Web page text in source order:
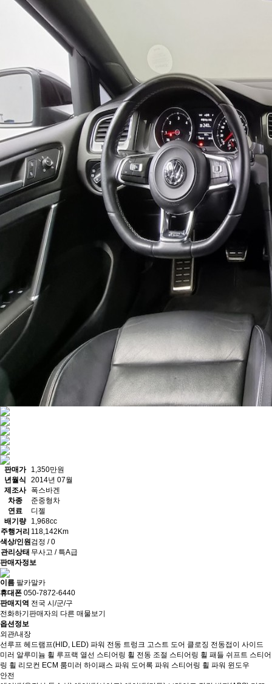
판매가
1,350만원
년월식
2014년 07월
제조사
폭스바겐
차종
준중형차
연료
디젤
배기량
1,968cc
주행거리 118,142Km
색상/인원검정 / 0
관리상태 무사고 / 특A급
판매자정보
이름 팔카말카
휴대폰 050-7872-6440
판매지역 전국 시/군/구
전화하기 판매자의 다른 매물보기
옵션정보
외관/내장
선루프 헤드램프(HID, LED) 파워 전동 트렁크 고스트 도어 클로징 전동접이 사이드
미러 알루미늄 휠 루프랙 열선 스티어링 휠 전동 조절 스티어링 휠 패들 쉬프트 스티어
링 휠 리모컨 ECM 룸미러 하이패스 파워 도어록 파워 스티어링 휠 파워 윈도우
안전